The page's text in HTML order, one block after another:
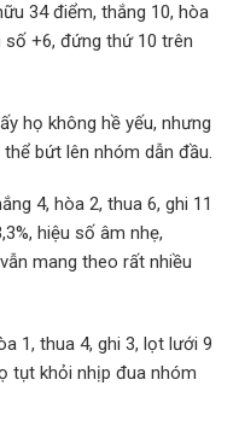
34 điểm, thắng 10, hòa
số +6, đứng thứ 10 trên
họ không hề yếu, nhưng
bứt lên nhóm dẫn đầu.
4, hòa 2, thua 6, ghi 11
hiệu số âm nhẹ,
mang theo rất nhiều
1, thua 4, ghi 3, lọt lưới 9
tụt khỏi nhịp đua nhóm